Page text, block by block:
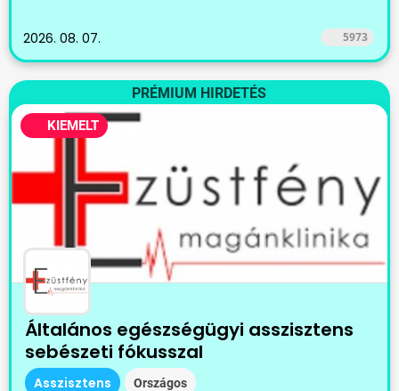
2026. 08. 07. 5973
PRÉMIUM HIRDETÉS
KIEMELT
Általános egészségügyi asszisztens
sebészeti fókusszal
Asszisztens Országos